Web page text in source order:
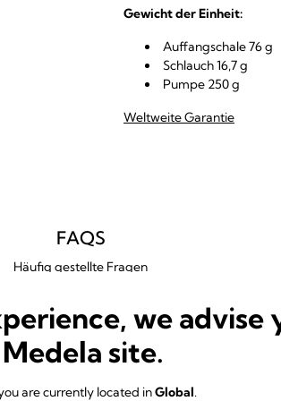
Gewicht der Einheit:
Auffangschale 76 g
Schlauch 16,7 g
Pumpe 250 g
Weltweite Garantie
FAQS
Häufig gestellte Fragen
we advise
site.
are currently located inGlobal.